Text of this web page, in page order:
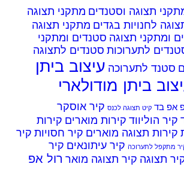
וסטנדים מתקני תצוגה
בגדים מתקני תצוגה
תצוגה סטנדים ומתקני
לתערוכות סטנדים לתצוגה
לתערוכה עיצוב ביתן
ביתן מודולארי
קיט תצוגה לכנס קיר אוסקר
קירות מוארים קירות
תצוגה מוארים קיר חסויות קיר
לתערוכה קיר עיתונאים קיר
קיר תצוגה מואר רול אפ